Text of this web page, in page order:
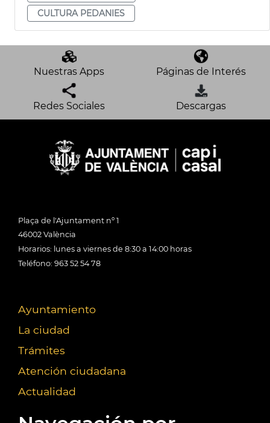
CULTURA PEDANIES
Nuestras Apps Páginas de Interés
Redes Sociales Descargas
Plaça de l'Ajuntament nº 1
46002 València
Horarios: lunes a viernes de 8:30 a 14:00 horas
Teléfono: 963 52 54 78
Ayuntamiento
La ciudad
Trámites
Atención ciudadana
Actualidad